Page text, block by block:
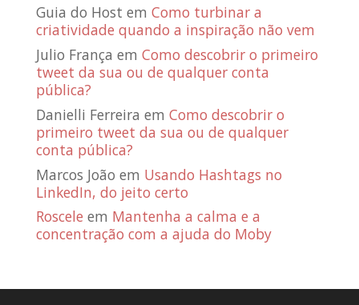
Guia do Host em Como turbinar a
criatividade quando a inspiração não vem
Julio França em Como descobrir o primeiro
tweet da sua ou de qualquer conta
pública?
Danielli Ferreira em Como descobrir o
primeiro tweet da sua ou de qualquer
conta pública?
Marcos João em Usando Hashtags no
LinkedIn, do jeito certo
Roscele em Mantenha a calma e a
concentração com a ajuda do Moby